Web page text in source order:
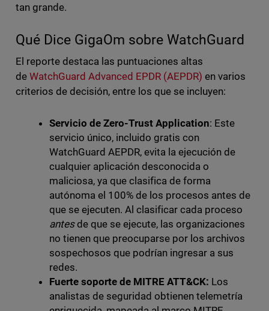
tan grande.
Qué Dice GigaOm sobre WatchGuard
El reporte destaca las puntuaciones altas
de WatchGuard Advanced EPDR (AEPDR) en varios
criterios de decisión, entre los que se incluyen:
Servicio de Zero-Trust Application: Este
servicio único, incluido gratis con
WatchGuard AEPDR, evita la ejecución de
cualquier aplicación desconocida o
maliciosa, ya que clasifica de forma
autónoma el 100% de los procesos antes de
que se ejecuten. Al clasificar cada proceso
antesde que se ejecute, las organizaciones
no tienen que preocuparse por los archivos
sospechosos que podrían ingresar a sus
redes.
Fuerte soporte de MITRE ATT&CK: Los
analistas de seguridad obtienen telemetría